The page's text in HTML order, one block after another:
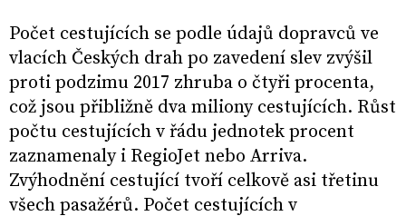
Počet cestujících se podle údajů dopravců ve
vlacích Českých drah po zavedení slev zvýšil
proti podzimu 2017 zhruba o čtyři procenta,
což jsou přibližně dva miliony cestujících. Růst
počtu cestujících v řádu jednotek procent
zaznamenaly i RegioJet nebo Arriva.
Zvýhodnění cestující tvoří celkově asi třetinu
všech pasažérů. Počet cestujících v